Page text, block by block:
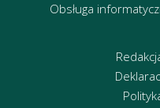
Obsługa